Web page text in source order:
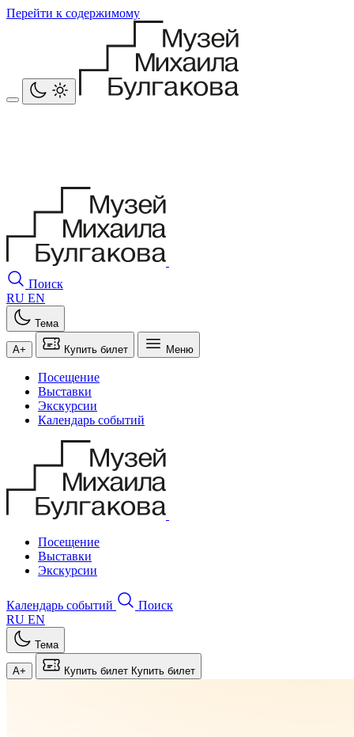
Перейти к содержимому
Поиск
RU EN
Тема
A+ Купить билет Меню
Посещение
Выставки
Экскурсии
Календарь событий
Посещение
Выставки
Экскурсии
Календарь событий
Поиск
RU EN
Тема
A+ Купить билет Купить билет